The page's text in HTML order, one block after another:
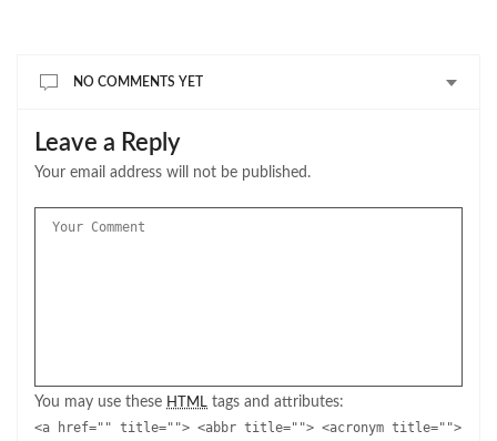
NO COMMENTS YET
Leave a Reply
Your email address will not be published.
You may use these HTML tags and attributes:
<a href="" title=""> <abbr title=""> <acronym title="">